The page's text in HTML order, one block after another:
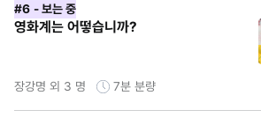
#6 - 보는 중
영화계는 어떻습니까?
장강명 외 3 명 7분 분량